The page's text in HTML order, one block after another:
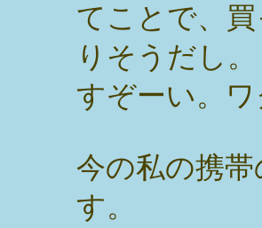
てことで、
りそうだし
すぞーい。ワ
今の私の携
す。